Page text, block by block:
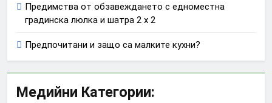
Предимства от обзавеждането с едноместна
градинска люлка и шатра 2 х 2
Предпочитани и защо са малките кухни?
Медийни Категории: